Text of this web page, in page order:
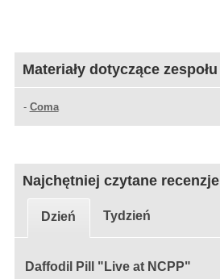
Materiały dotyczące zespołu
- Coma
Najchętniej czytane recenzje
Dzień Tydzień
Daffodil Pill "Live at NCPP"